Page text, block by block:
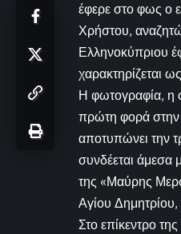
έφερε στο φως ο
Χρήστου,
Ελληνοκύπριου
χαρακτηρίζεται
Η φωτογραφία, η
πρώτη φορά στην
αποτυπώνει την
συνδέεται άμεσα
της «Μαύρης
Αγίου
Στο επίκεντρο